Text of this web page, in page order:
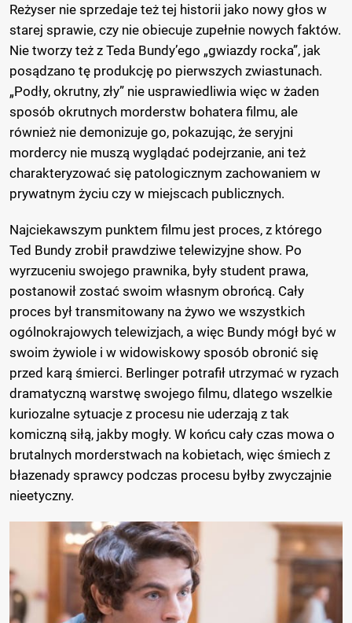
Reżyser nie sprzedaje też tej historii jako nowy głos w
starej sprawie, czy nie obiecuje zupełnie nowych faktów.
Nie tworzy też z Teda Bundy’ego „gwiazdy rocka”, jak
posądzano tę produkcję po pierwszych zwiastunach.
„Podły, okrutny, zły” nie usprawiedliwia więc w żaden
sposób okrutnych morderstw bohatera filmu, ale
również nie demonizuje go, pokazując, że seryjni
mordercy nie muszą wyglądać podejrzanie, ani też
charakteryzować się patologicznym zachowaniem w
prywatnym życiu czy w miejscach publicznych.
Najciekawszym punktem filmu jest proces, z którego
Ted Bundy zrobił prawdziwe telewizyjne show. Po
wyrzuceniu swojego prawnika, były student prawa,
postanowił zostać swoim własnym obrońcą. Cały
proces był transmitowany na żywo we wszystkich
ogólnokrajowych telewizjach, a więc Bundy mógł być w
swoim żywiole i w widowiskowy sposób obronić się
przed karą śmierci. Berlinger potrafił utrzymać w ryzach
dramatyczną warstwę swojego filmu, dlatego wszelkie
kuriozalne sytuacje z procesu nie uderzają z tak
komiczną siłą, jakby mogły. W końcu cały czas mowa o
brutalnych morderstwach na kobietach, więc śmiech z
błazenady sprawcy podczas procesu byłby zwyczajnie
nieetyczny.